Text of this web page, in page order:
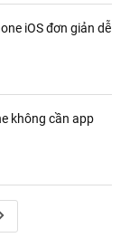
iOS đơn giản dễ
không cần app